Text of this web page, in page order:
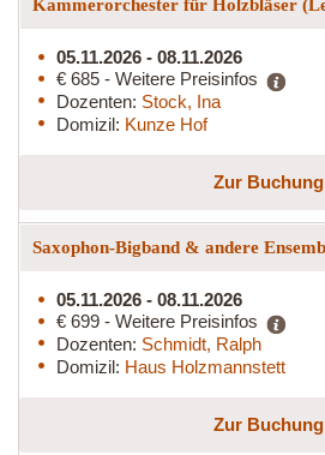
Kammerorchester für Holzbläser
05.11.2026 - 08.11.2026
€ 685 - Weitere Preisinfos
Dozenten: Stock, Ina
Domizil: Kunze Hof
Zur Buchung
Saxophon-Bigband & andere
05.11.2026 - 08.11.2026
€ 699 - Weitere Preisinfos
Dozenten: Schmidt, Ralph
Domizil: Haus Holzmannstett
Zur Buchung